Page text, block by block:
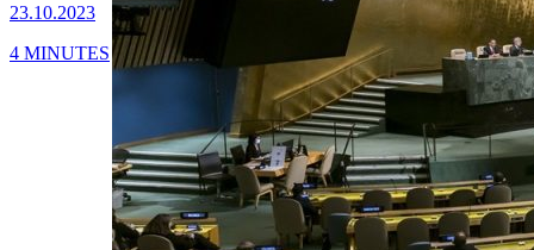
23.10.2023
4 MINUTES